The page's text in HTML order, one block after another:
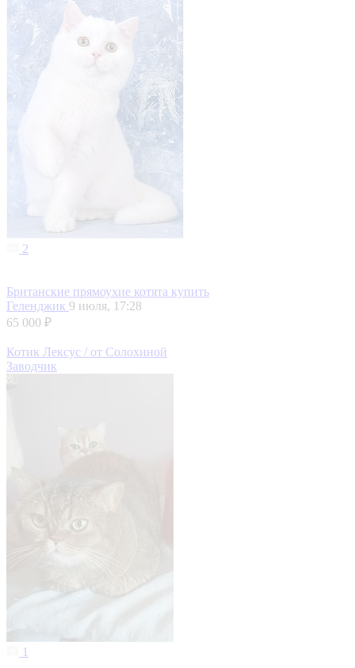
2
Британские прямоухие котята купить
Геленджик 9 июля, 17:28
65 000 ₽
Котик Лексус / от Солохиной
Заводчик
1